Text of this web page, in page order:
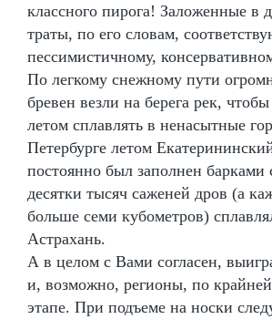
классного пирога! Заложенные в
траты, по его словам,
пессимистичному,
По легкому снежному пути
бревен везли на берега рек,
летом сплавлять в ненасытные
Петербурге летом
постоянно был заполнен барками
десятки тысяч саженей дров (а
больше семи кубометров)
Астрахань.
А в целом с Вами согласен,
и, возможно, регионы, по
этапе. При подъеме на носки